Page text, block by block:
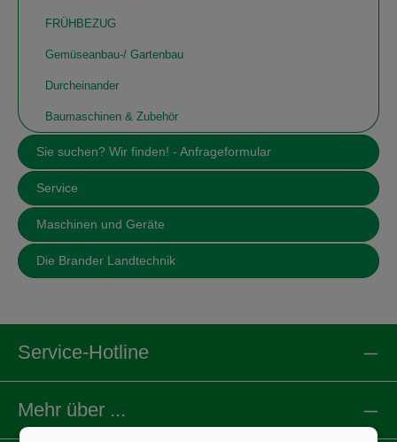
FRÜHBEZUG
Gemüseanbau-/ Gartenbau
Durcheinander
Baumaschinen & Zubehör
Sie suchen? Wir finden! - Anfrageformular
Service
Maschinen und Geräte
Die Brander Landtechnik
Service-Hotline
Mehr über ...